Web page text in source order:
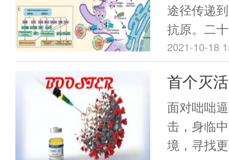
途径传递
抗原。二
被应用于
外转录
关、反义
mRNA分
中，用于
2021-10-18
首个灭
mRNA
研究，
论
面对咄咄
击，身临
境，寻找